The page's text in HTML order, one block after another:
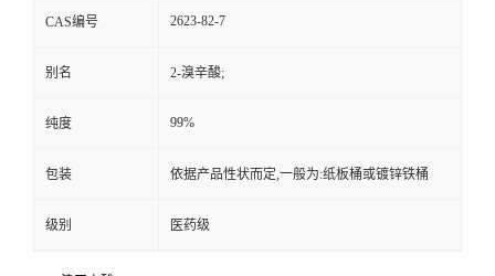
CAS编号 2623-82-7
别名 2-溴辛酸;
纯度 99%
包装 依据产品性状而定,一般为:纸板桶或镀锌铁桶
级别 医药级